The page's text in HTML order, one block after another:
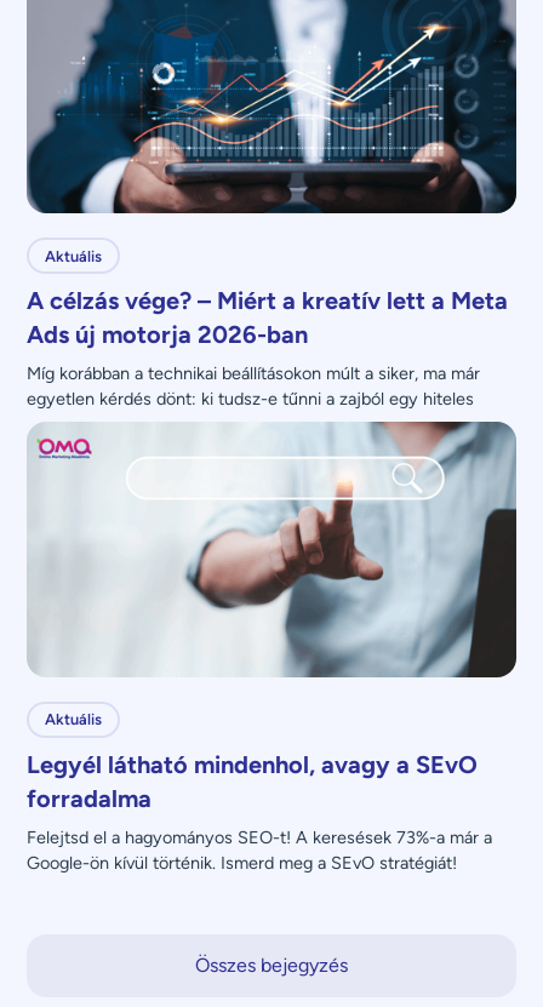
Aktuális
A célzás vége? – Miért a kreatív lett a Meta
Ads új motorja 2026-ban
Míg korábban a technikai beállításokon múlt a siker, ma már
egyetlen kérdés dönt: ki tudsz-e tűnni a zajból egy hiteles
üzenettel?
Aktuális
Legyél látható mindenhol, avagy a SEvO
forradalma
Felejtsd el a hagyományos SEO-t! A keresések 73%-a már a
Google-ön kívül történik. Ismerd meg a SEvO stratégiát!
Összes bejegyzés